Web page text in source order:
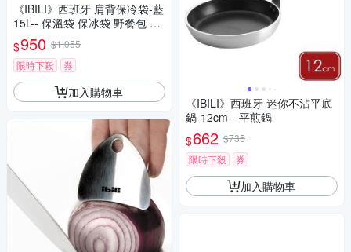
《IBILI》西班牙 肩背保冷袋-藍
15L-- 保溫袋 保冰袋 野餐包 野
餐袋 便當袋
$950 $1,055
限時下殺
券
加入購物車
《IBILI》西班牙 迷你不沾平底
鍋-12cm-- 平煎鍋
$662 $735
限時下殺
券
加入購物車